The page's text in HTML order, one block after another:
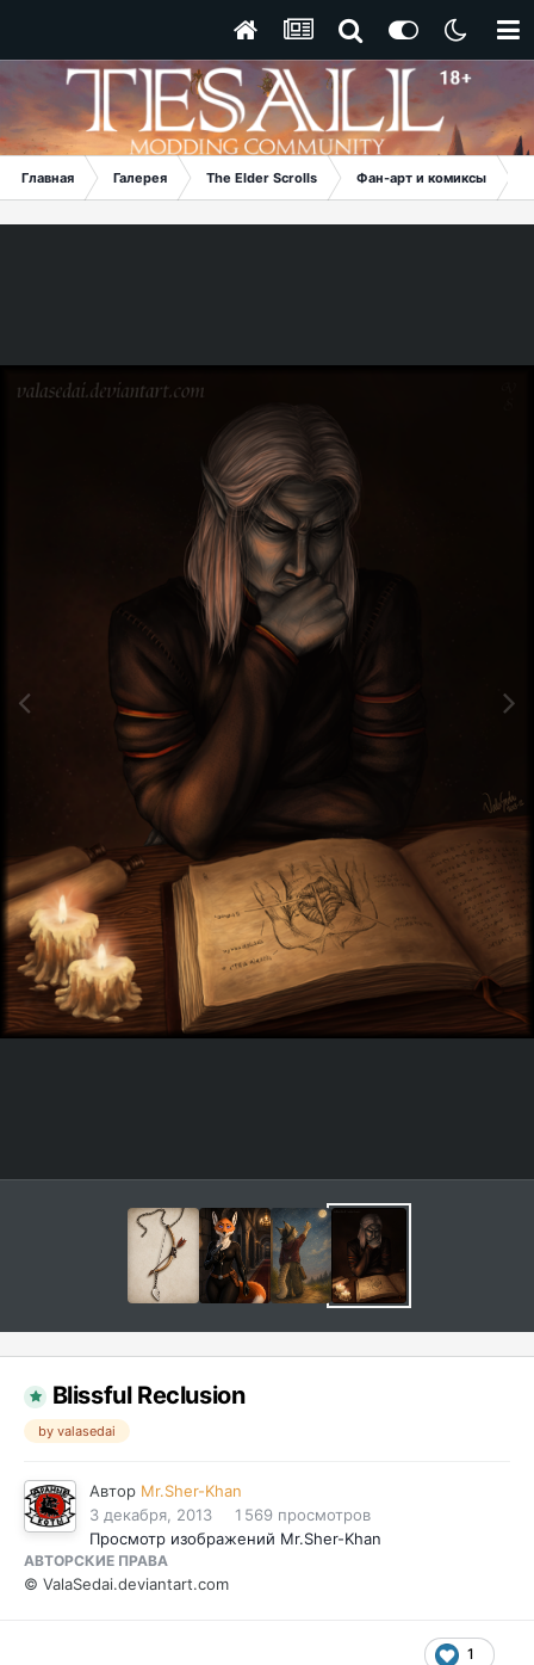
Главная Галерея The Elder Scrolls Фан-арт и комиксы
Blissful Reclusion
by valasedai
Автор Mr.Sher-Khan
3 декабря, 2013
1 569 просмотров
Просмотр изображений Mr.Sher-Khan
АВТОРСКИЕ ПРАВА
© ValaSedai.deviantart.com
1